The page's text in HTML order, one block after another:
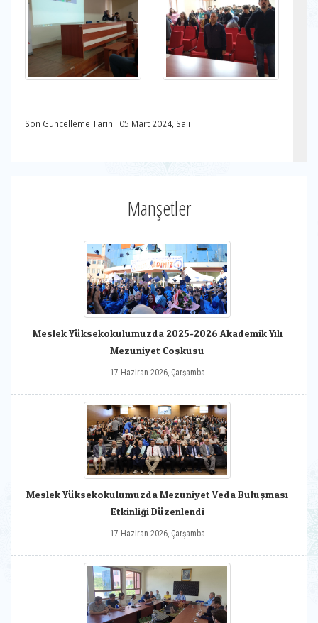
Son Güncelleme Tarihi: 05 Mart 2024, Salı
Manşetler
Meslek Yüksekokulumuzda 2025-2026 Akademik Yılı
Mezuniyet Coşkusu
17 Haziran 2026, Çarşamba
Meslek Yüksekokulumuzda Mezuniyet Veda Buluşması
Etkinliği Düzenlendi
17 Haziran 2026, Çarşamba